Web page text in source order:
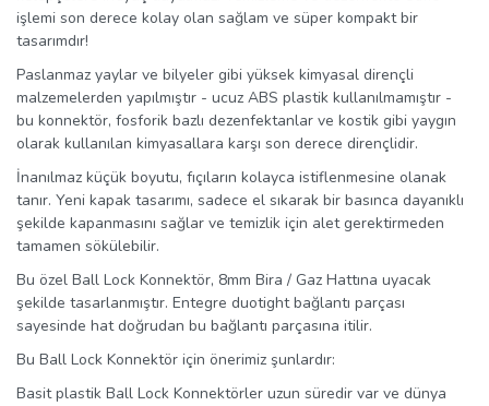
işlemi son derece kolay olan sağlam ve süper kompakt bir
tasarımdır!
Paslanmaz yaylar ve bilyeler gibi yüksek kimyasal dirençli
malzemelerden yapılmıştır - ucuz ABS plastik kullanılmamıştır -
bu konnektör, fosforik bazlı dezenfektanlar ve kostik gibi yaygın
olarak kullanılan kimyasallara karşı son derece dirençlidir.
İnanılmaz küçük boyutu, fıçıların kolayca istiflenmesine olanak
tanır. Yeni kapak tasarımı, sadece el sıkarak bir basınca dayanıklı
şekilde kapanmasını sağlar ve temizlik için alet gerektirmeden
tamamen sökülebilir.
Bu özel Ball Lock Konnektör, 8mm Bira / Gaz Hattına uyacak
şekilde tasarlanmıştır. Entegre duotight bağlantı parçası
sayesinde hat doğrudan bu bağlantı parçasına itilir.
Bu Ball Lock Konnektör için önerimiz şunlardır:
Basit plastik Ball Lock Konnektörler uzun süredir var ve dünya